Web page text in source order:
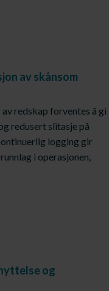
av skånsom
redskap forventes å gi
redusert slitasje på
logging gir
i operasjonen,
og